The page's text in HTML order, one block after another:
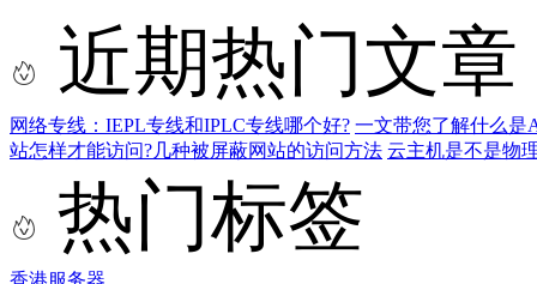
近期热门文章
网络专线：IEPL专线和IPLC专线哪个好? 一文带您了解什么是
站怎样才能访问?几种被屏蔽网站的访问方法 云主机是不是物
热门标签
香港服务器